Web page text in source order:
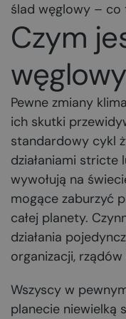
ślad węglowy – co
Czym
Pewne zmiany
ich skutki
standardowy cykl
działaniami
wywołują na
mogące zaburzyć
całej planety.
działania
organizacji,
Wszyscy w
planecie niewielką